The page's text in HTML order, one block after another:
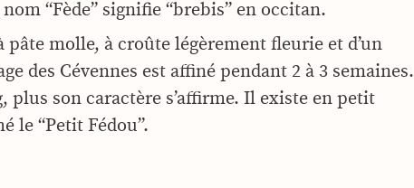
“Fède” signifie “brebis” en occitan.
pâte molle, à croûte légèrement fleurie et d’un
des Cévennes est affiné pendant 2 à 3 semaines.
plus son caractère s’affirme. Il existe en petit
le “Petit Fédou”.